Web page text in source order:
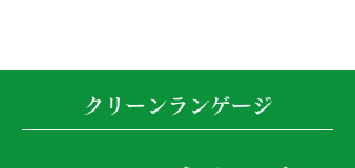
クリーンランゲージ